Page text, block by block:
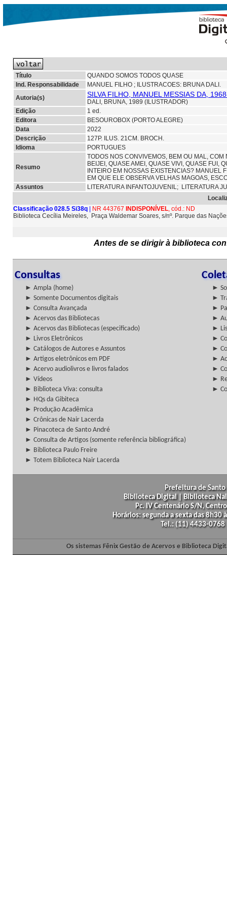
Título
QUANDO SOMOS TODOS QUASE
Ind. Responsabilidade
MANUEL FILHO ; ILUSTRACOES: BRUNA DALI.
Autoria(s)
SILVA FILHO, MANUEL MESSIAS DA,
DALI, BRUNA, 1989 (ILUSTRADOR)
Edição
1 ed.
Editora
BESOUROBOX (PORTO ALEGRE)
Data
2022
Descrição
127P. ILUS. 21CM. BROCH.
Idioma
PORTUGUES
Resumo
TODOS NOS CONVIVEMOS, BEM OU MAL,
BEIJEI, QUASE AMEI, QUASE VIVI, QUASE FUI,
INTEIRO EM NOSSAS EXISTENCIAS? MANUEL
EM QUE ELE OBSERVA VELHAS MAGOAS,
Assuntos
LITERATURA INFANTOJUVENIL; LITERATURA
Classificação 028.5 Si38q
NR 443767 INDISPONÍVEL, cód.: ND
Biblioteca Cecília Meireles, Praça Waldemar Soares, s/nº. Parque das
Antes de se dirigir à biblioteca
Consultas
► Ampla (home)
►
► Somente Documentos digitais
►
► Consulta Avançada
►
► Acervos das Bibliotecas
►
► Acervos das Bibliotecas (especificado)
►
► Livros Eletrônicos
►
► Catálogos de Autores e Assuntos
►
► Artigos eletrônicos em PDF
►
► Acervo audiolivros e livros falados
►
► Vídeos
►
► Biblioteca Viva: consulta
►
► HQs da Gibiteca
► Produção Acadêmica
► Crônicas de Nair Lacerda
► Pinacoteca de Santo André
► Consulta de Artigos (somente referência bibliográfica)
► Biblioteca Paulo Freire
► Totem Biblioteca Nair Lacerda
Prefeitura de
Biblioteca Digital | Biblioteca
Pc. IV Centenário S/N,
Horários: segunda a sexta das
Tel.: (11) 4433-
Os sistemas Fênix Gestão de Acervos e Biblioteca